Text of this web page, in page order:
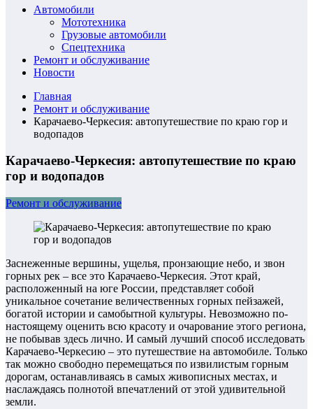
Автомобили
Мототехника
Грузовые автомобили
Спецтехника
Ремонт и обслуживание
Новости
Главная
Ремонт и обслуживание
Карачаево-Черкесия: автопутешествие по краю гор и
водопадов
Карачаево-Черкесия: автопутешествие по краю
гор и водопадов
Ремонт и обслуживание
Заснеженные вершины, ущелья, пронзающие небо, и звон
горных рек – все это Карачаево-Черкесия. Этот край,
расположенный на юге России, представляет собой
уникальное сочетание величественных горных пейзажей,
богатой истории и самобытной культуры. Невозможно по-
настоящему оценить всю красоту и очарование этого региона,
не побывав здесь лично. И самый лучший способ исследовать
Карачаево-Черкесию – это путешествие на автомобиле. Только
так можно свободно перемещаться по извилистым горным
дорогам, останавливаясь в самых живописных местах, и
наслаждаясь полнотой впечатлений от этой удивительной
земли.